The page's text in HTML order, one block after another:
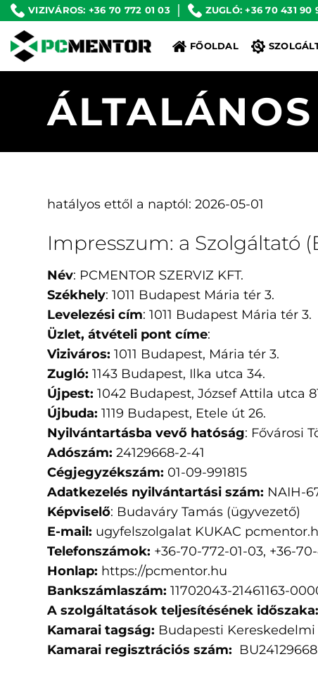
Skip
content
VIZIVÁROS: +36 70 772 01 03 ZUGLÓ: +36 70 431 90
FŐOLDAL
hatályos ettől a naptól: 2026-05-01
Impresszum: a Szolgáltató
Név: PCMENTOR SZERVIZ KFT.
Székhely: 1011 Budapest Mária tér 3.
Levelezési cím: 1011 Budapest Mária tér 3.
Üzlet, átvételi pont címe:
Viziváros: 1011 Budapest, Mária tér 3.
Zugló: 1143 Budapest, Ilka utca 34.
Újpest: 1042 Budapest, József Attila utca
Újbuda: 1119 Budapest, Etele út 26.
Nyilvántartásba vevő hatóság: Fővárosi
Adószám: 24129668-2-41
Cégjegyzékszám: 01-09-991815
Adatkezelés nyilvántartási szám: NAIH-
Képviselő: Budaváry Tamás (ügyvezető)
E-mail: ugyfelszolgalat KUKAC
Telefonszámok: +36-70-772-01-03, +36-
Honlap: https://pcmentor.hu
Bankszámlaszám: 11702043-21461163-
A szolgáltatások teljesítésének időszaka:
Kamarai tagság: Budapesti Kereskedelmi
Kamarai regisztrációs szám: BU24129668